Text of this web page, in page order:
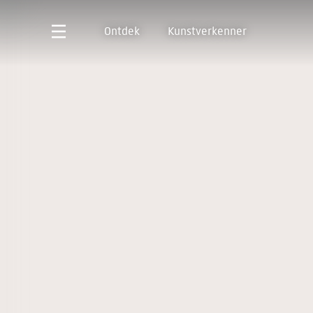
Ontdek Kunstverkenner